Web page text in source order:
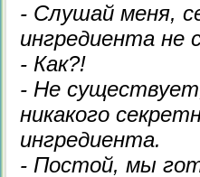
- Слушай меня,
ингредиента не
- Как?!
- Не
никакого
ингредиента.
- Постой, мы